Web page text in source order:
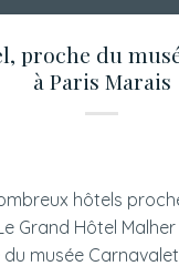
proche du
à Paris Marais
hôtels
Grand Hôtel Malher
musée